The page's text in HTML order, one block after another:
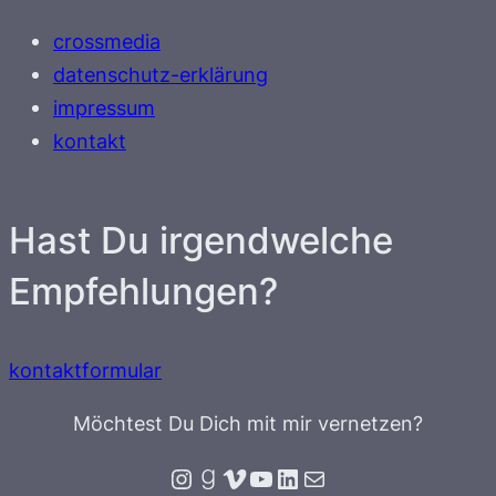
crossmedia
datenschutz-erklärung
impressum
kontakt
Hast Du irgendwelche
Empfehlungen?
kontaktformular
Möchtest Du Dich mit mir vernetzen?
Instagram
Goodreads
Vimeo
YouTube
LinkedIn
E-Mail